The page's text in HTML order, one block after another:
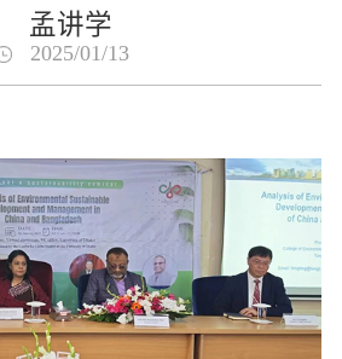
孟讲学
2025/01/13